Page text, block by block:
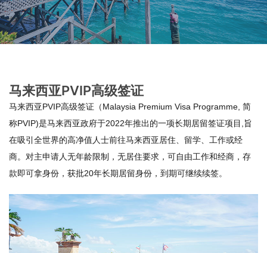
马来西亚PVIP高级签证
马来西亚PVIP高级签证（Malaysia Premium Visa Programme, 简
称PVIP)是马来西亚政府于2022年推出的一项长期居留签证项目,旨
在吸引全世界的高净值人士前往马来西亚居住、留学、工作或经
商。对主申请人无年龄限制，无居住要求，可自由工作和经商，存
款即可拿身份，获批20年长期居留身份，到期可继续续签。